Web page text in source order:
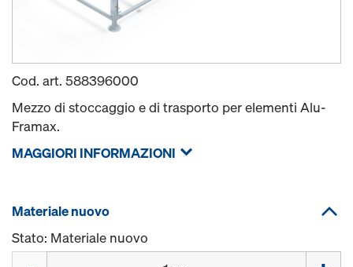
Cod. art. 588396000
Mezzo di stoccaggio e di trasporto per elementi Alu-
Framax.
MAGGIORI INFORMAZIONI
Materiale nuovo
Stato: Materiale nuovo